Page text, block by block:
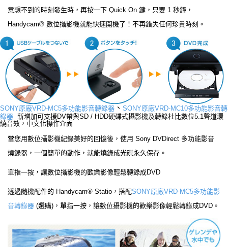
意想不到的時刻發生時，再按一下 Quick On 鍵，只要 1 秒鐘，
Handycam® 數位攝影機就能快速開機了！不再錯失任何珍貴時刻。
SONY原廠VRD-MC5多功能影音轉錄器 、 SONY原廠VRD-MC10多功能影音轉
錄器 新增加可支援DV帶與SD / HDD硬碟式攝影機及轉錄杜比數位5.1聲道環
繞音效，中文化操作介面
當您用數位攝影機紀錄美好的回憶後，使用 Sony DVDirect 多功能影音
燒錄器，一個簡單的動作，就能燒錄成光碟永久保存。
單指一按，讓數位攝影機的歡樂影像輕鬆轉錄成DVD
透過隨機配件的 Handycam® Statio，搭配SONY原廠VRD-MC5多功能影
音轉錄器 (選購)，單指一按，讓數位攝影機的歡樂影像輕鬆轉錄成DVD。